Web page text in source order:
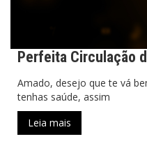
Perfeita Circulação
Amado, desejo que te vá
tenhas saúde, assim
Leia mais